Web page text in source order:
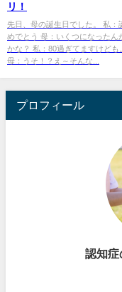
リ！
先日、母の誕生日でした。 私：
めでとう 母：いくつになったん
かな？ 私：80過ぎてますけども
母：うそ！？え～そんな...
プロフィール
認知症